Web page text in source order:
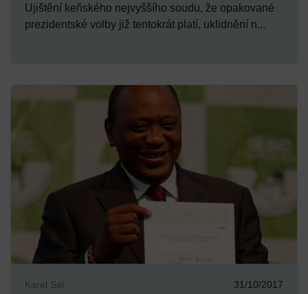
Ujištění keňského nejvyššího soudu, že opakované
prezidentské volby již tentokrát platí, uklidnění n...
Karel Sál 31/10/2017